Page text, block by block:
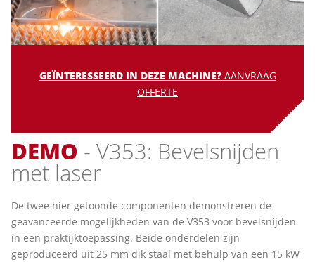
GEÏNTERESSEERD IN DEZE MACHINE? AANVRAAG
OFFERTE
DEMO - V353: Bevelsnijden
met laser
De twee hier getoonde componenten demonstreren de
geavanceerde mogelijkheden van de V353 voor bevelsnijden
in een praktijktoepassing. Beide onderdelen zijn
geproduceerd uit 25 mm dik staal met behulp van een 15 kW